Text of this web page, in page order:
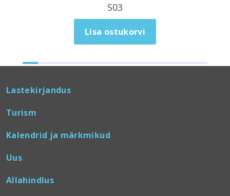
S03
Lisa ostukorvi
Lastekirjandus
Turism
Kalendrid ja märkmikud
Uus
Allahindlus